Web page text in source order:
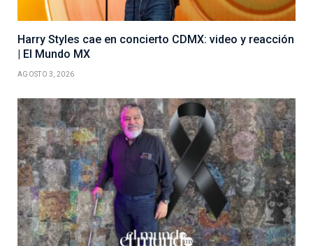
Harry Styles cae en concierto CDMX: video y reacción
| El Mundo MX
AGOSTO 3, 2026